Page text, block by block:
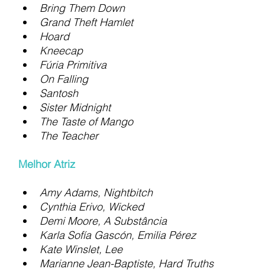
Bring Them Down
Grand Theft Hamlet
Hoard
Kneecap
Fúria Primitiva
On Falling
Santosh
Sister Midnight
The Taste of Mango
The Teacher
Melhor Atriz
Amy Adams, Nightbitch
Cynthia Erivo, Wicked
Demi Moore, A Substância
Karla Sofía Gascón, Emilia Pérez
Kate Winslet, Lee
Marianne Jean-Baptiste, Hard Truths